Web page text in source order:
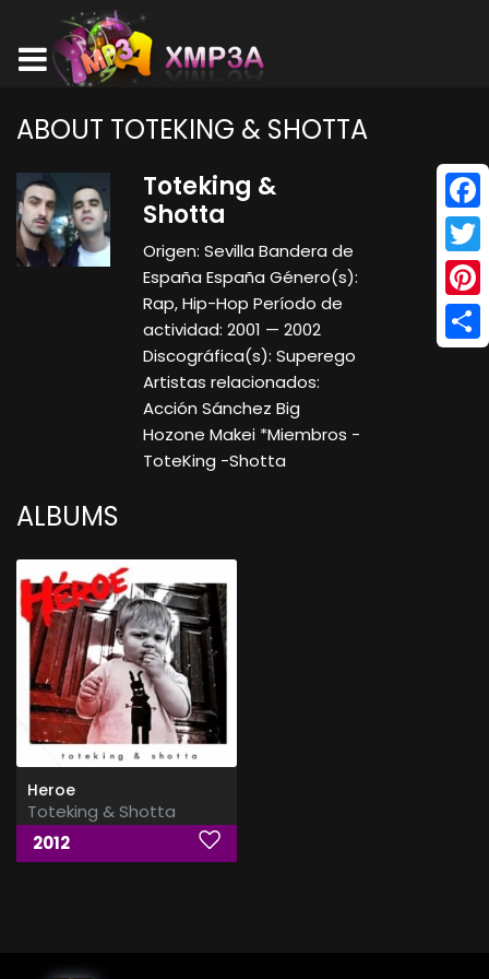
ABOUT TOTEKING & SHOTTA
Toteking &
Shotta
Origen: Sevilla Bandera de
España España Género(s):
Rap, Hip-Hop Período de
actividad: 2001 — 2002
Discográfica(s): Superego
Artistas relacionados:
Acción Sánchez Big
Hozone Makei *Miembros -
ToteKing -Shotta
ALBUMS
Heroe
Toteking & Shotta
2012